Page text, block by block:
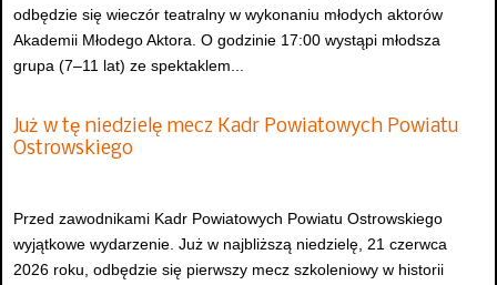
odbędzie się wieczór teatralny w wykonaniu młodych aktorów
Akademii Młodego Aktora. O godzinie 17:00 wystąpi młodsza
grupa (7–11 lat) ze spektaklem...
Już w tę niedzielę mecz Kadr Powiatowych Powiatu
Ostrowskiego
Przed zawodnikami Kadr Powiatowych Powiatu Ostrowskiego
wyjątkowe wydarzenie. Już w najbliższą niedzielę, 21 czerwca
2026 roku, odbędzie się pierwszy mecz szkoleniowy w historii